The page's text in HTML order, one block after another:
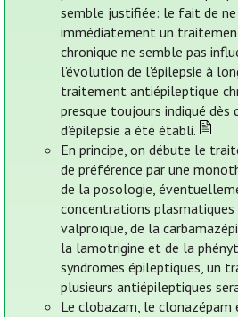
semble justifiée: le fait de
immédiatement un
chronique ne semble pas
l’évolution de l’épilepsie à
traitement antiépileptique
presque toujours indiqué dès
d’épilepsie a été établi.
En principe, on débute le
de préférence par une
de la posologie,
concentrations plasmatiques
valproïque, de la
la lamotrigine et de la
syndromes épileptiques, un
plusieurs antiépileptiques
Le clobazam, le